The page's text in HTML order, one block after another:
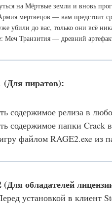
на Мёртвые земли и вновь
мертвецов — вам предстоит
убили до вас, только они всё
Меч Транзития — древний
пиратов):
содержимое релиза в
содержимое папки Crack
файлом RAGE2.exe из
обладателей
установкой в клиент